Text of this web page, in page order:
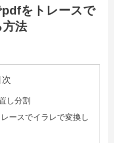
pdfをトレースで
法
次
し分割
ースでイラレで変換し